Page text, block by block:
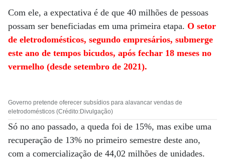
Com ele, a expectativa é de que 40 milhões de pessoas
possam ser beneficiadas em uma primeira etapa. O setor
de eletrodomésticos, segundo empresários, submerge
este ano de tempos bicudos, após fechar 18 meses no
vermelho (desde setembro de 2021).
Governo pretende oferecer subsídios para alavancar vendas de
eletrodomésticos (Crédito:Divulgação)
Só no ano passado, a queda foi de 15%, mas exibe uma
recuperação de 13% no primeiro semestre deste ano,
com a comercialização de 44,02 milhões de unidades.